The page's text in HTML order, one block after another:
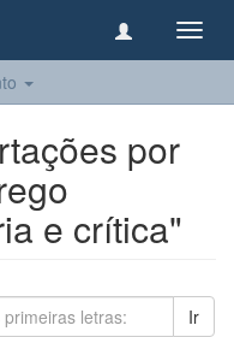
por
e crítica"
Ir